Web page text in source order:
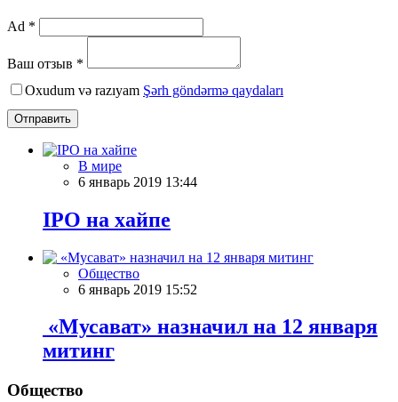
Ad *
Ваш отзыв *
Oxudum və razıyam Şərh göndərmə qaydaları
Отправить
В мире
6 январь 2019 13:44
IPO на хайпе
Общество
6 январь 2019 15:52
«Мусават» назначил на 12 января
митинг
Общество